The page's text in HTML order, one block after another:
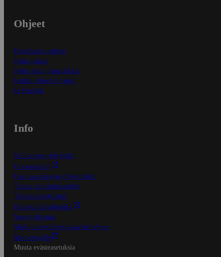
Ohjeet
Ensitilaajan ohjeet
Näin maksat
Näin tilaat ja muokkaat
Kaikki ohjeet ja vinkit
In English
Info
S-Business yrityksille
Oiva-raportit
Osuuskauppojen yhteystiedot
Tilaus- ja toimitusehdot
Tietosuojakäytäntö
Palvelun käyttöehdot
Saavutettavuus
Mobiilisovelluksen saavutettavuus
Mainostajalle
Muuta evästeasetuksia